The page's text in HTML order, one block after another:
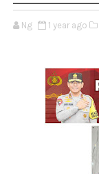
Ng 1 year ago